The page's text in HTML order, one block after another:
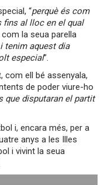
“perquè és com
fins al lloc en el qual
la seua parella
tenim aquest dia
especial”.
com ell bé assenyala,
de poder viure-ho
que disputaran el partit
i, encara més, per a
anys a les Illes
i vivint la seua